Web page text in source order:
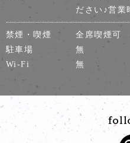
ださい♪営業
禁煙・喫煙
全席喫煙可
駐車場
無
Wi-Fi
無